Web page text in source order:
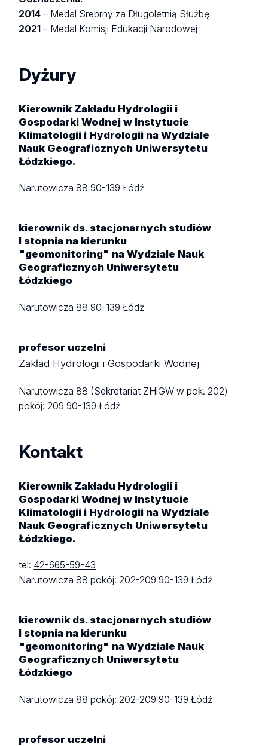
2014 – Medal Srebrny za Długoletnią Służbę
2021 – Medal Komisji Edukacji Narodowej
Dyżury
Kierownik Zakładu Hydrologii i
Gospodarki Wodnej w Instytucie
Klimatologii i Hydrologii na Wydziale
Nauk Geograficznych Uniwersytetu
Łódzkiego.
Narutowicza 8890-139 Łódź
kierownik ds. stacjonarnych studiów
I stopnia na kierunku
"geomonitoring" na Wydziale Nauk
Geograficznych Uniwersytetu
Łódzkiego
Narutowicza 8890-139 Łódź
profesor uczelni
Zakład Hydrologii i Gospodarki Wodnej
Narutowicza 88 (Sekretariat ZHiGW w pok. 202)
pokój: 20990-139 Łódź
Kontakt
Kierownik Zakładu Hydrologii i
Gospodarki Wodnej w Instytucie
Klimatologii i Hydrologii na Wydziale
Nauk Geograficznych Uniwersytetu
Łódzkiego.
tel: 42-665-59-43
Narutowicza 88pokój: 202-20990-139 Łódź
kierownik ds. stacjonarnych studiów
I stopnia na kierunku
"geomonitoring" na Wydziale Nauk
Geograficznych Uniwersytetu
Łódzkiego
Narutowicza 88pokój: 202-20990-139 Łódź
profesor uczelni